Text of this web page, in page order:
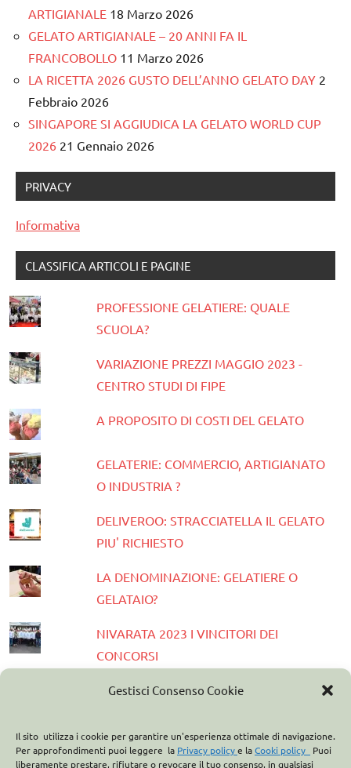
Gestisci Consenso Cookie
Il sito utilizza i cookie per garantire un'esperienza ottimale di navigazione.
Per approfondimenti puoi leggere la Privacy policye laCooki policy
Puoi
liberamente prestare, rifiutare o revocare il tuo consenso, in qualsiasi
ARTIGIANALE 18 Marzo 2026
GELATO ARTIGIANALE – 20 ANNI FA IL
FRANCOBOLLO 11 Marzo 2026
LA RICETTA 2026 GUSTO DELL’ANNO GELATO DAY 2
Febbraio 2026
SINGAPORE SI AGGIUDICA LA GELATO WORLD CUP
2026 21 Gennaio 2026
PRIVACY
Informativa
CLASSIFICA ARTICOLI E PAGINE
PROFESSIONE GELATIERE: QUALE
SCUOLA?
VARIAZIONE PREZZI MAGGIO 2023 -
CENTRO STUDI DI FIPE
A PROPOSITO DI COSTI DEL GELATO
GELATERIE: COMMERCIO, ARTIGIANATO
O INDUSTRIA ?
DELIVEROO: STRACCIATELLA IL GELATO
PIU' RICHIESTO
LA DENOMINAZIONE: GELATIERE O
GELATAIO?
NIVARATA 2023 I VINCITORI DEI
CONCORSI
PRESENTATA LA GUIDA GELATERIE
ASSOCIAZIONE ITALIANA GELATIERI: